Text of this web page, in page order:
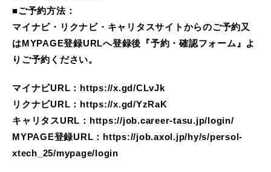
■ご予約方法：
マイナビ・リクナビ・キャリタスサイトからのご予約又
はMYPAGE登録URLへ登録後『予約・確認フォーム』よ
りご予約ください。
マイナビURL： https://x.gd/CLvJk
リクナビURL： https://x.gd/YzRaK
キャリタスURL： https://job.career-tasu.jp/login/
MYPAGE登録URL： https://job.axol.jp/hy/s/persol-
xtech_25/mypage/login